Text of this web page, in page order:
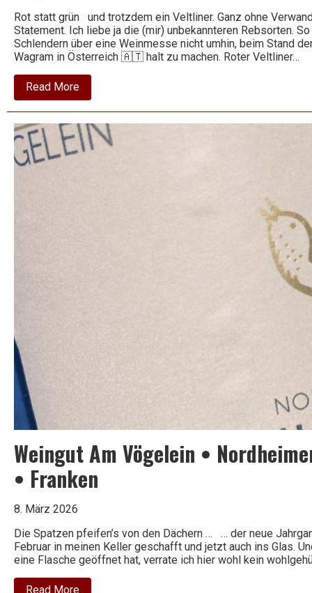
Rot statt grün und trotzdem ein Veltliner. Ganz ohne
Statement. Ich liebe ja die (mir) unbekannteren Rebsorten.
Schlendern über eine Weinmesse nicht umhin, beim Stand
Wagram in Österreich 🇦🇹 halt zu machen. Roter Veltliner…
Read Moreabout
Weingut
Bauer
Terrassen
Roter
Veltliner
Österreich
Weingut Am Vögelein •
• Franken
8. März 2026
Die Spatzen pfeifen’s von den Dächern … … der neue
Februar in meinen Keller geschafft und jetzt auch ins Glas.
eine Flasche geöffnet hat, verrate ich hier wohl kein
Read Moreabout